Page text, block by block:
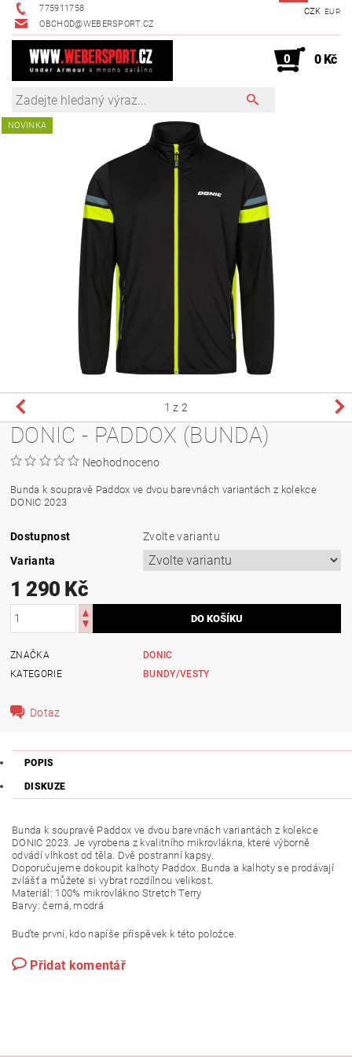
775911758
OBCHOD@WEBERSPORT.CZ
CZK EUR
0 0 Kč
NOVINKA
1 z 2
DONIC - PADDOX (BUNDA)
Neohodnoceno
Bunda k soupravě Paddox ve dvou barevnách variantách z kolekce
DONIC 2023
Dostupnost
Zvolte variantu
Varianta
1 290 Kč
ZNAČKA
DONIC
KATEGORIE
BUNDY/VESTY
Dotaz
POPIS
DISKUZE
Bunda k soupravě Paddox ve dvou barevnách variantách z kolekce
DONIC 2023. Je vyrobena z kvalitního mikrovlákna, které výborně
odvádí vlhkost od těla. Dvě postranní kapsy.
Doporučujeme dokoupit kalhoty Paddox. Bunda a kalhoty se prodávají
zvlášť a můžete si vybrat rozdílnou velikost.
Materiál: 100% mikrovlákno Stretch Terry
Barvy: černá, modrá
Buďte první, kdo napíše příspěvek k této položce.
Přidat komentář